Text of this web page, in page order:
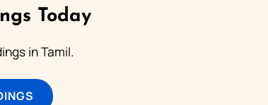
Today
in Tamil.